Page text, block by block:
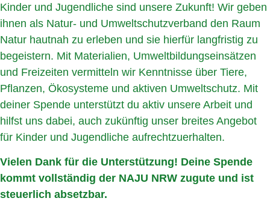
Kinder und Jugendliche sind unsere Zukunft! Wir geben
ihnen als Natur- und Umweltschutzverband den Raum
Natur hautnah zu erleben und sie hierfür langfristig zu
begeistern. Mit Materialien, Umweltbildungseinsätzen
und Freizeiten vermitteln wir Kenntnisse über Tiere,
Pflanzen, Ökosysteme und aktiven Umweltschutz. Mit
deiner Spende unterstützt du aktiv unsere Arbeit und
hilfst uns dabei, auch zukünftig unser breites Angebot
für Kinder und Jugendliche aufrechtzuerhalten.
Vielen Dank für die Unterstützung! Deine Spende
kommt vollständig der NAJU NRW zugute und ist
steuerlich absetzbar.